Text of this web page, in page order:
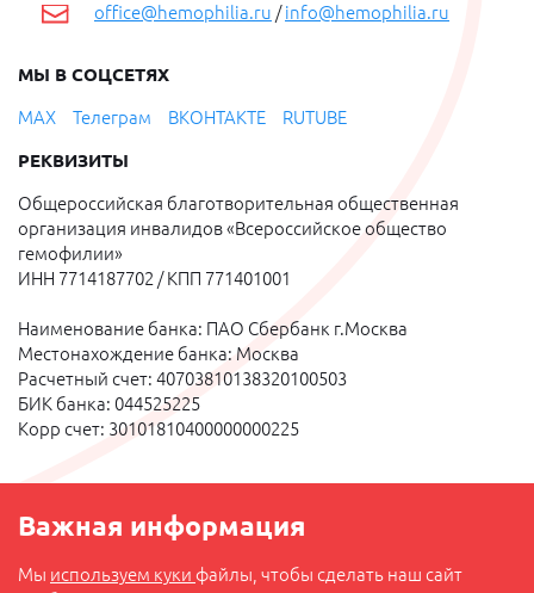
office@hemophilia.ru /info@hemophilia.ru
МЫ В СОЦСЕТЯХ
МАХ Телеграм ВКОНТАКТЕ RUTUBE
РЕКВИЗИТЫ
Общероссийская благотворительная общественная
организация инвалидов «Всероссийское общество
гемофилии»
ИНН 7714187702 / КПП 771401001
Наименование банка: ПАО Сбербанк г.Москва
Местонахождение банка: Москва
Расчетный счет: 40703810138320100503
БИК банка: 044525225
Корр счет: 30101810400000000225
Важная информация
Мы используем куки файлы, чтобы сделать наш сайт